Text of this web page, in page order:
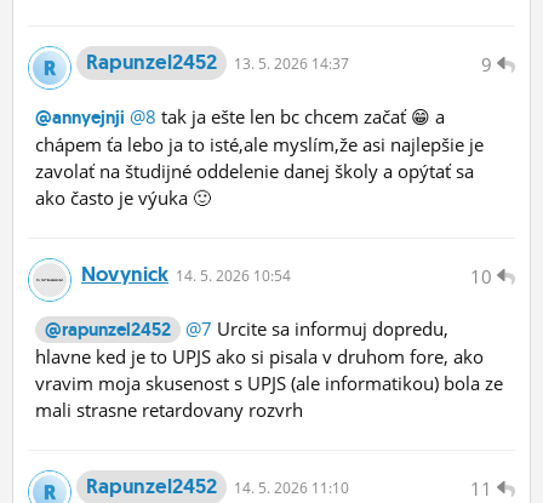
9
Rapunzel2452 13. 5. 2026 14:37
@annyejnji @8 tak ja ešte len bc chcem začať 😁 a
chápem ťa lebo ja to isté,ale myslím,že asi najlepšie je
zavolať na študijné oddelenie danej školy a opýtať sa
ako často je výuka 🙂
10
Novynick 14. 5. 2026 10:54
@rapunzel2452 @7 Urcite sa informuj dopredu,
hlavne ked je to UPJS ako si pisala v druhom fore, ako
vravim moja skusenost s UPJS (ale informatikou) bola ze
mali strasne retardovany rozvrh
11
Rapunzel2452 14. 5. 2026 11:10